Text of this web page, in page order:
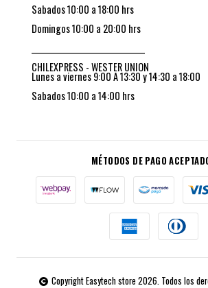
Sabados 10:00 a 18:00 hrs
Domingos 10:00 a 20:00 hrs
CHILEXPRESS - WESTER UNION
Lunes a viernes 9:00 A 13:30 y 14:30 a 18:00
Sabados 10:00 a 14:00 hrs
MÉTODOS DE PAGO
Copyright Easytech store 2026. Todos los